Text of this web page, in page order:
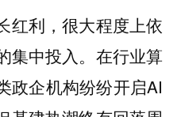
红利，很大程度上依
中投入。 在行业算
政企机构纷纷开启AI